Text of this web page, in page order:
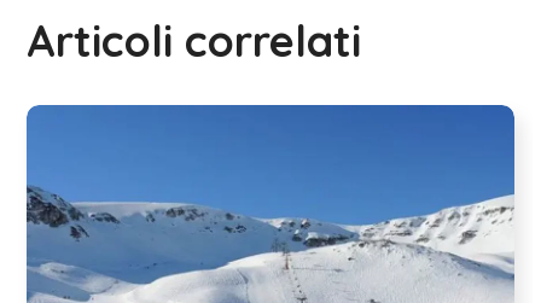
Articoli correlati